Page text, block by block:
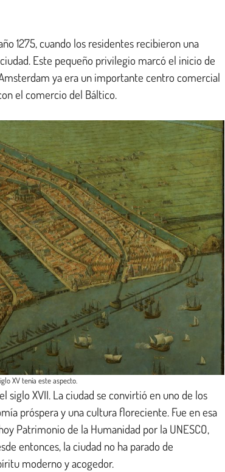
1275, cuando los residentes recibieron una
Este pequeño privilegio marcó el inicio de
ya era un importante centro comercial
el comercio del Báltico.
XV tenía este aspecto.
siglo XVII. La ciudad se convirtió en uno de los
próspera y una cultura floreciente. Fue en esa
Patrimonio de la Humanidad por la UNESCO,
entonces, la ciudad no ha parado de
moderno y acogedor.